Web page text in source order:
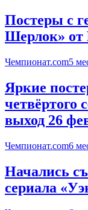
Постеры с
Шерлок» от
Чемпионат.com5
Яркие
четвёртого
выход 26
Чемпионат.com6
Начались
сериала